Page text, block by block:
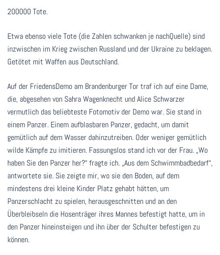
200000 Tote.
Etwa ebenso viele Tote (die Zahlen schwanken je nachQuelle) sind
inzwischen im Krieg zwischen Russland und der Ukraine zu beklagen.
Getötet mit Waffen aus Deutschland.
Auf der FriedensDemo am Brandenburger Tor traf ich auf eine Dame,
die, abgesehen von Sahra Wagenknecht und Alice Schwarzer
vermutlich das beliebteste Fotomotiv der Demo war. Sie stand in
einem Panzer. Einem aufblasbaren Panzer, gedacht, um damit
gemütlich auf dem Wasser dahinzutreiben. Oder weniger gemütlich
wilde Kämpfe zu imitieren. Fassungslos stand ich vor der Frau. „Wo
haben Sie den Panzer her?“ fragte ich. „Aus dem Schwimmbadbedarf“,
antwortete sie. Sie zeigte mir, wo sie den Boden, auf dem
mindestens drei kleine Kinder Platz gehabt hätten, um
Panzerschlacht zu spielen, herausgeschnitten und an den
Überbleibseln die Hosenträger ihres Mannes befestigt hatte, um in
den Panzer hineinsteigen und ihn über der Schulter befestigen zu
können.